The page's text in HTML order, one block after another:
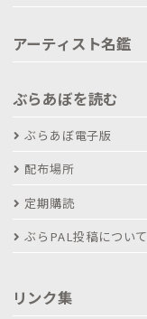
アーティスト名鑑
ぶらあぼを読む
ぶらあぼ電子版
配布場所
定期購読
ぶらPAL投稿について
リンク集